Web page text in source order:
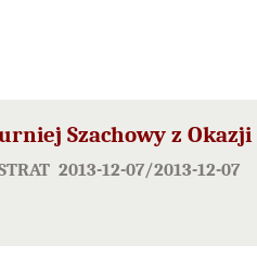
Szachowy z Okazji
2013-12-07/2013-12-07